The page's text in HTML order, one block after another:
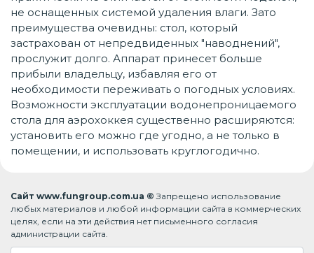
не оснащенных системой удаления влаги. Зато
преимущества очевидны: стол, который
застрахован от непредвиденных "наводнений",
прослужит долго. Аппарат принесет больше
прибыли владельцу, избавляя его от
необходимости переживать о погодных условиях.
Возможности эксплуатации водонепроницаемого
стола для аэрохоккея существенно расширяются:
установить его можно где угодно, а не только в
помещении, и использовать круглогодично.
Сайт www.fungroup.com.ua ©Запрещено использование
любых материалов и любой информации сайта в коммерческих
целях, если на эти действия нет письменного согласия
администрации сайта.